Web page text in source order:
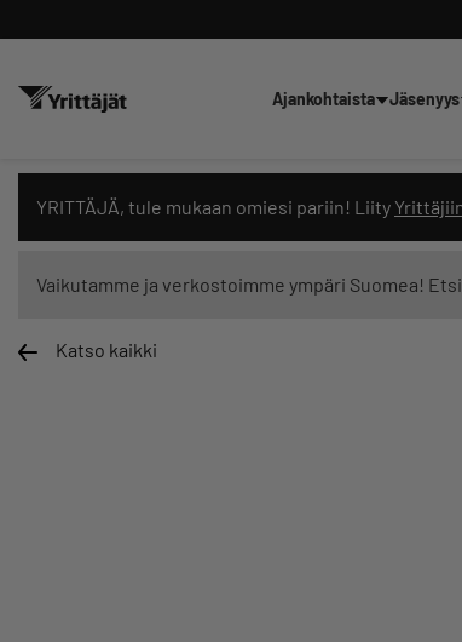
Ajankohtaista Jäsenyys
YRITTÄJÄ, tule mukaan omiesi pariin! Liity
Vaikutamme ja verkostoimme ympäri Suomea!
Katso kaikki
Hae sivustolta tai kysy